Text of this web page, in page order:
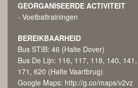
GEORGANISEERDE ACTIVITEIT
- Voetbaltrainingen
BEREIKBAARHEID
Bus STIB: 46 (Halte Dover)
Bus De Lijn: 116, 117, 118, 140,
171, 620 (Halte Vaartbrug)
Google Maps: http://g.co/maps/v2vz